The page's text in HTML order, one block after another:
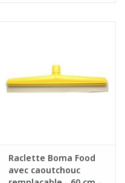
Raclette Boma Food
avec caoutchouc